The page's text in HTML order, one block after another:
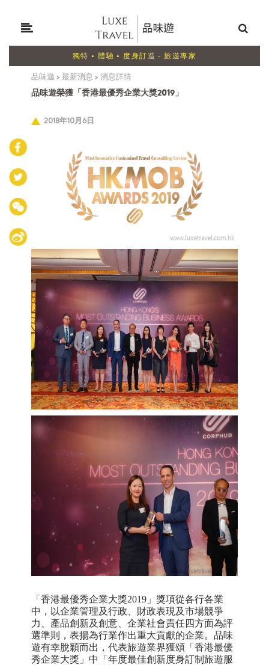
獨特 • 體驗 • 度身訂造 - 旅遊專家
品味遊 >最新消息 >消息詳情
品味遊榮獲「香港最優秀企業大獎2019」
2018年10月6日
「香港最優秀企業大獎2019」獎項從各行各業
中，以企業管理及行政、財政表現及市場競爭
力、產品創新及創意、企業社會責任四方面為評
選準則，表揚為行業作出重大貢獻的企業。品味
遊有幸脫穎而出，代表旅遊業界獲頌「香港最優
秀企業大獎」中「年度最佳創新度身訂制旅遊服